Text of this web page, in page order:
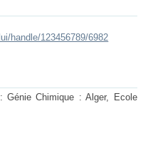
handle/123456789/6982
Génie Chimique : Alger, Ecole